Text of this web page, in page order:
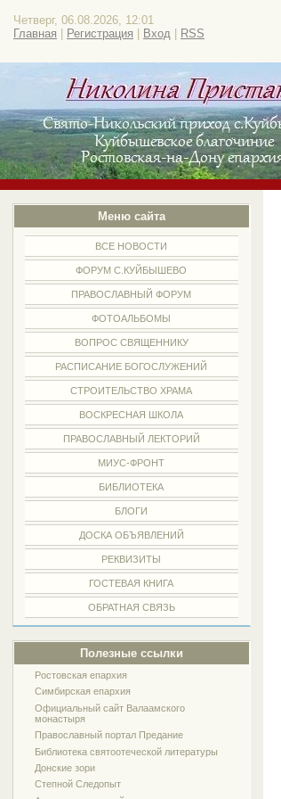
Четверг, 06.08.2026, 12:01
Главная
Регистрация Вход RSS
Меню сайта
ВСЕ НОВОСТИ
ФОРУМ С.КУЙБЫШЕВО
ПРАВОСЛАВНЫЙ ФОРУМ
ФОТОАЛЬБОМЫ
ВОПРОС СВЯЩЕННИКУ
РАСПИСАНИЕ БОГОСЛУЖЕНИЙ
СТРОИТЕЛЬСТВО ХРАМА
ВОСКРЕСНАЯ ШКОЛА
ПРАВОСЛАВНЫЙ ЛЕКТОРИЙ
МИУС-ФРОНТ
БИБЛИОТЕКА
БЛОГИ
ДОСКА ОБЪЯВЛЕНИЙ
РЕКВИЗИТЫ
ГОСТЕВАЯ КНИГА
ОБРАТНАЯ СВЯЗЬ
Полезные ссылки
Ростовская епархия
Симбирская епархия
Официальный сайт Валаамского
монастыря
Православный портал Предание
Библиотека святоотеческой литературы
Донские зори
Степной Следопыт